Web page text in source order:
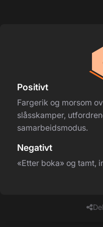
Positivt
Fargerik og morsom
slåsskamper,
samarbeidsmodus.
Negativt
«Etter boka» og tamt,